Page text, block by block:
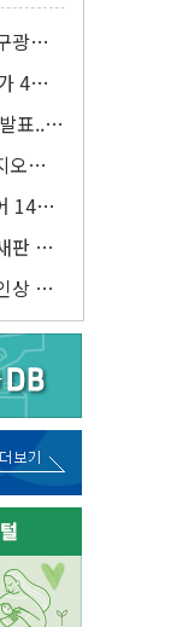
모·
4년
자자
표...
확
리버
14%
전망
판 짠
상 우